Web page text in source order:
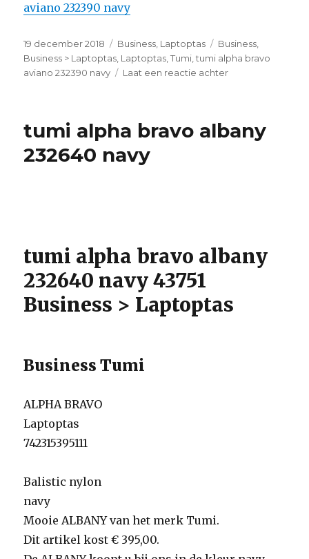
aviano 232390 navy
Geplaatst
op
19 december 2018 Categorieën
Business, Laptoptas Tags
Business,
Business > Laptoptas, Laptoptas,Tumi,tumi alpha bravo
aviano 232390 navy
Laat een reactie achter
aviano
tumi alpha bravo albany
232640 navy
tumi alpha bravo albany
232640 navy 43751
Business > Laptoptas
Business Tumi
ALPHA BRAVO
Laptoptas
742315395111
Balistic nylon
navy
Mooie ALBANY van het merk Tumi.
Dit artikel kost € 395,00.